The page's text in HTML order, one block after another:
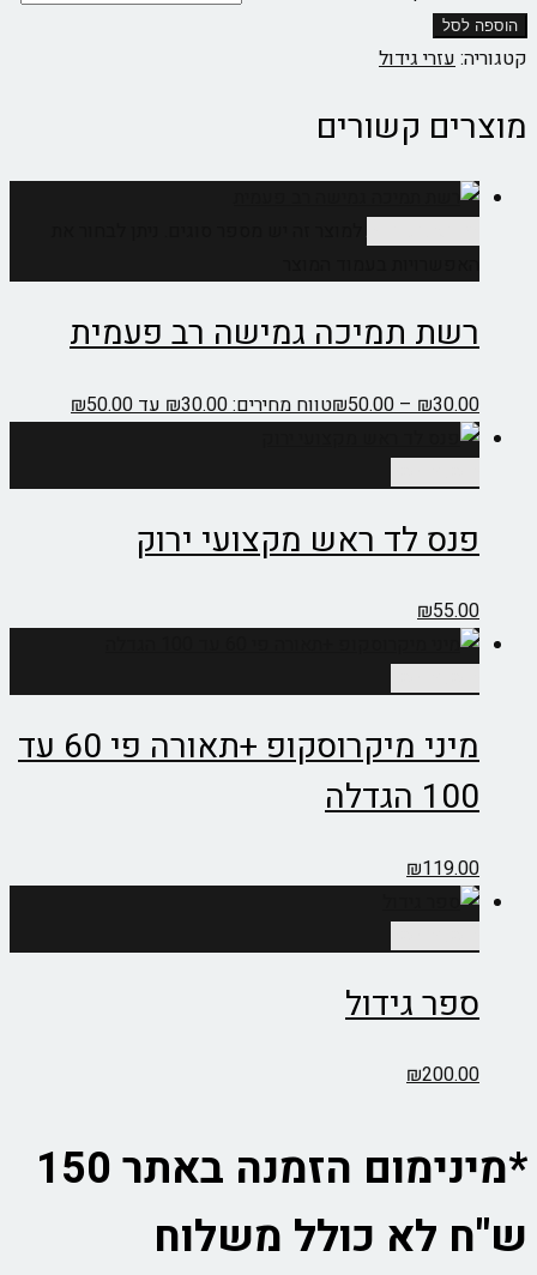
הוספה לסל
קטגוריה: עזרי גידול
מוצרים קשורים
רשת תמיכה גמישה רב פעמית
₪30.00
–
₪50.00 טווח מחירים: ⁦₪30.00⁩ עד ⁦₪50.00⁩
פנס לד ראש מקצועי ירוק
₪55.00
מיני מיקרוסקופ +תאורה פי 60 עד
100 הגדלה
₪119.00
ספר גידול
₪200.00
*מינימום הזמנה באתר 150
ש"ח לא כולל משלוח